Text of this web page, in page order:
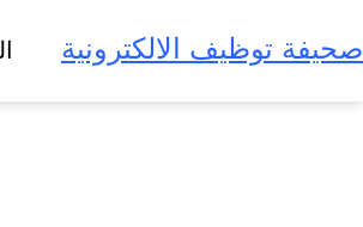
إلى
المحتوى
صحيفة توظيف الالكترونية